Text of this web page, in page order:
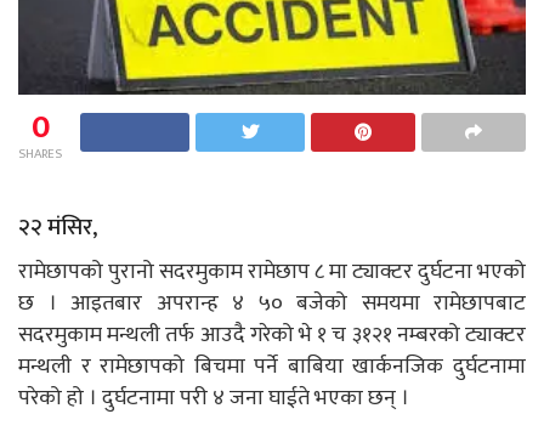
0
SHARES
२२ मंसिर,
रामेछापको पुरानो सदरमुकाम रामेछाप ८ मा ट्याक्टर दुर्घटना भएको
छ । आइतबार अपरान्ह ४ ५० बजेको समयमा रामेछापबाट
सदरमुकाम मन्थली तर्फ आउदै गरेको भे १ च ३१२१ नम्बरको ट्याक्टर
मन्थली र रामेछापको बिचमा पर्ने बाबिया खार्कनजिक दुर्घटनामा
परेको हो । दुर्घटनामा परी ४ जना घाईते भएका छन् ।